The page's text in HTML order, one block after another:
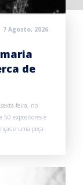
7 Agosto, 2026
de
feira, no
50 expositores e
e uma peça